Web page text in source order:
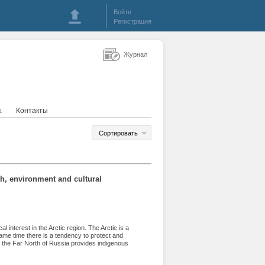
Войти
Регистрация
1 Контакты
Сортировать
environment and cultural
interest in the Arctic region. The Arctic is a
time there is a tendency to protect and
Far North of Russia provides indigenous
regional economies. Given the possible
Журнал